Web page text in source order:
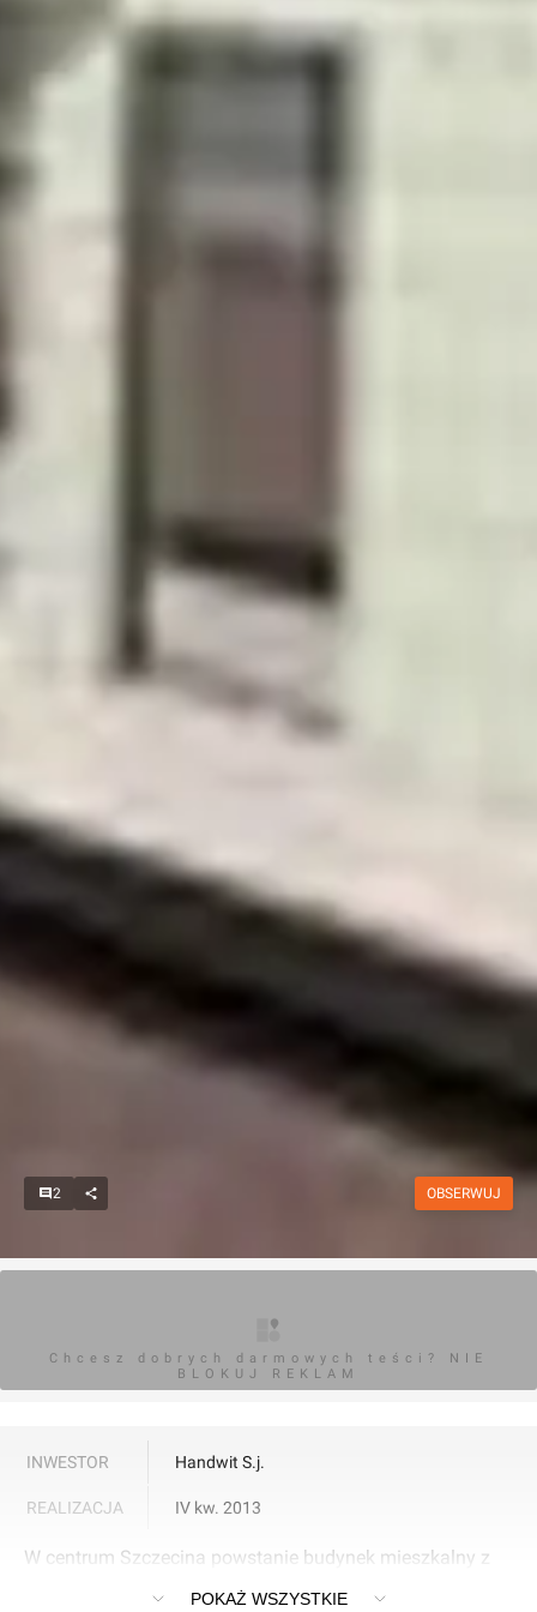
2 OBSERWUJ
Chcesz dobrych darmowych teści? NIE
BLOKUJ REKLAM
INWESTOR Handwit S.j.
REALIZACJA IV kw. 2013
W centrum Szczecina powstanie budynek mieszkalny z
POKAŻ WSZYSTKIE